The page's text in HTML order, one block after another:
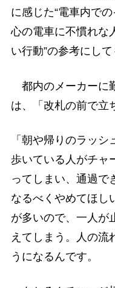
に感じた“電車内で
心の電車に不慣れな
い行動”の参考にして
都内のメーカーに
は、「改札の前で立
「朝や帰りのラッ
歩いている人がチャ
ってしまい、通過で
なるべくやめてほし
が多いので、一人が
えてしまう。人の流
うになるんです。